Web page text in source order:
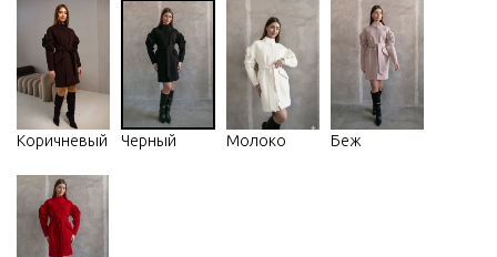
Коричневый Черный Молоко Беж